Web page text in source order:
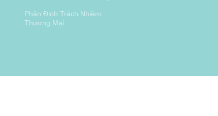
Phân Định Trách Nhiệm
Thương Mại